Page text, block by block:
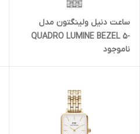
ساعت دنیل ولینگتون مدل
QUADRO LUMINE BEZEL 5-
دار (زنانه)
ناموجود